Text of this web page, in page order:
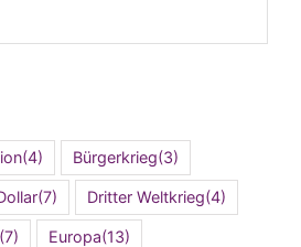
(4) Bürgerkrieg(3)
(7) Dritter Weltkrieg(4)
(7) Europa(13)